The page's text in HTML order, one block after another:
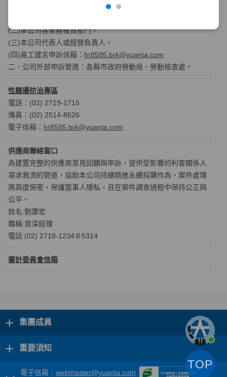
一、公司內部受理員工建言申訴之機構或人員：
(二)本公司各業務權責部門。
(三)本公司代表人或經營負責人。
(四)員工建言申訴信箱： hr8585.brk@yuanta.com
二、公司外部申訴管道： 各縣市政府勞動局、勞動檢查處。
性騷擾防治專區
電話：(02) 2719-1715
傳真： (02) 2514-8626
電子信箱： hr8585.brk@yuanta.com
供應商聯絡窗口
為建置完整的供應商意見回饋與申訴，提供受影響的利害關係人
尋求救濟的管道，協助本公司持續精進永續採購作為，案件處理
將高度保密，保護當事人隱私，且在案件調查過程中保持公正與
公平。
姓名:劉康宏
職稱:資深經理
電話:(02) 2718-1234＃5314
審計委員會信箱
+ 集團成員
+ 重要須知
電子信箱： webmaster@yuanta.com
TOP